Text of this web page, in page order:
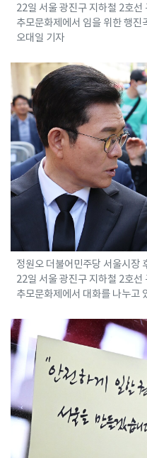
22일 서울 광진구 지하철 2호선
추모문화제에서 임을 위한 행
오대일 기자
정원오 더불어민주당 서울시장
22일 서울 광진구 지하철 2호선
추모문화제에서 대화를 나누